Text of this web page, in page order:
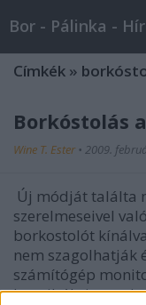
Bor - Pálinka -
Címkék »
Borkóstolás
Wine T. Ester • 2009.
Új módját találta
szerelmeseivel
borkostolót
nem szagolhatják
számítógép
boraiból viszont